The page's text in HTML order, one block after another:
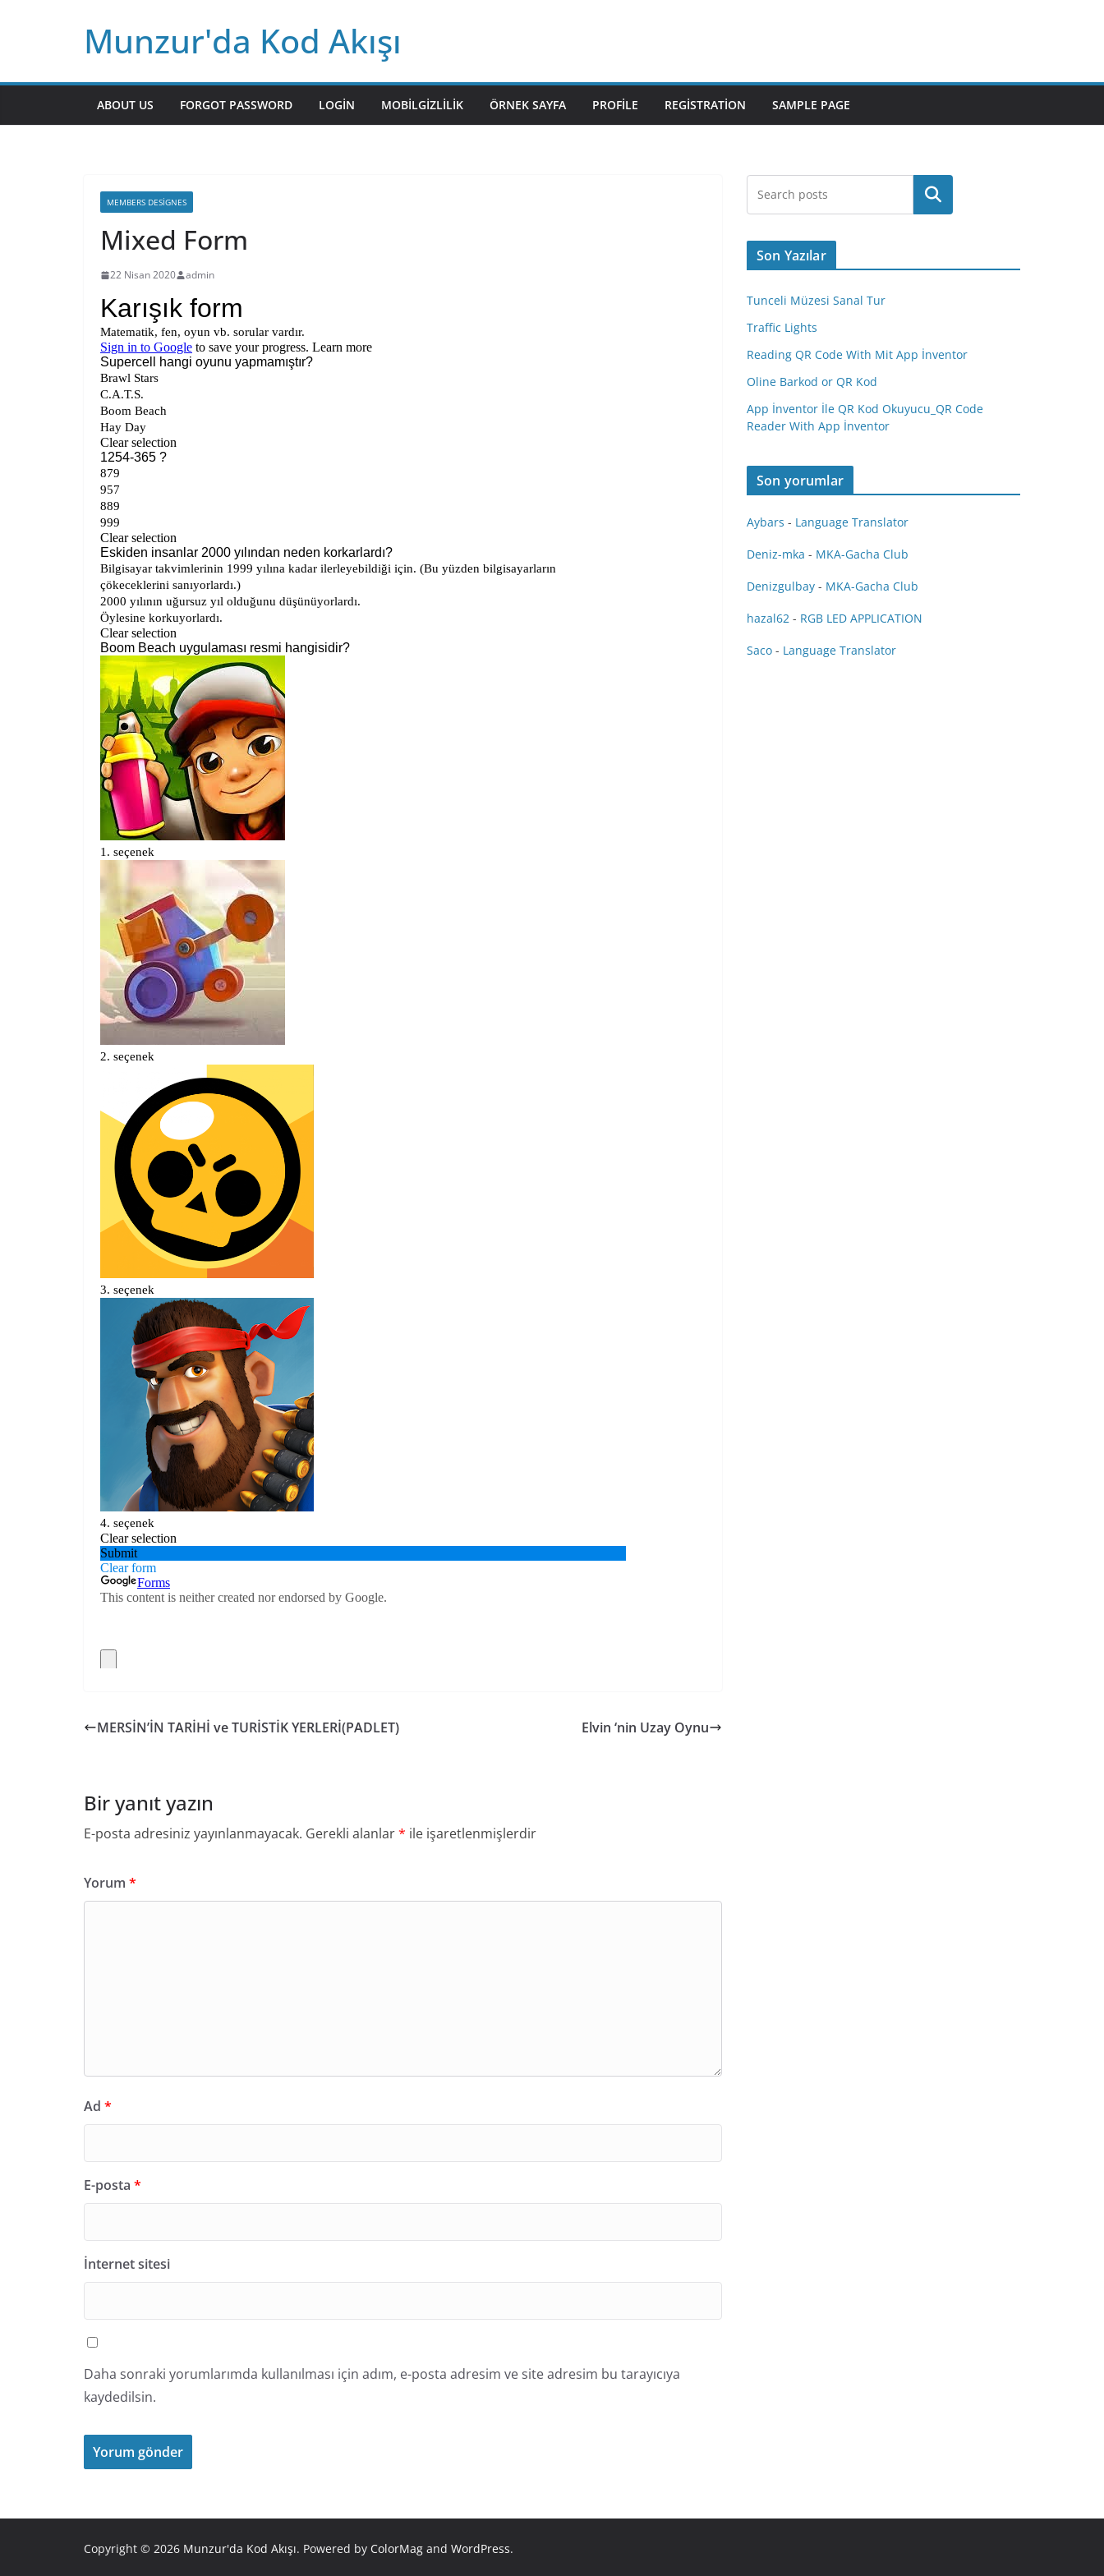
Munzur'da Kod Akışı
ABOUT US FORGOT PASSWORD LOGIN MOBILGIZLILIK ÖRNEK SAYFA PROFILE REGISTRATION SAMPLE PAGE
MEMBERS DESIGNES
Mixed Form
22 Nisan 2020 admin
MERSİN’İN TARİHİ ve TURİSTİK YERLERİ(PADLET) Elvin ‘nin Uzay Oynu
Bir yanıt yazın
E-posta adresiniz yayınlanmayacak. Gerekli alanlar* ile işaretlenmişlerdir
Yorum *
Ad *
E-posta *
İnternet sitesi
Daha sonraki yorumlarımda kullanılması için adım, e-posta adresim ve site adresim bu tarayıcıya
kaydedilsin.
Ara
Son Yazılar
Tunceli Müzesi Sanal Tur
Traffic Lights
Reading QR Code With Mit App İnventor
Oline Barkod or QR Kod
App İnventor İle QR Kod Okuyucu_QR Code
Reader With App İnventor
Son yorumlar
Aybars - Language Translator
Deniz-mka - MKA-Gacha Club
Denizgulbay - MKA-Gacha Club
hazal62 - RGB LED APPLICATION
Saco - Language Translator
Copyright © 2026 Munzur'da Kod Akışı. Powered by ColorMag and WordPress.